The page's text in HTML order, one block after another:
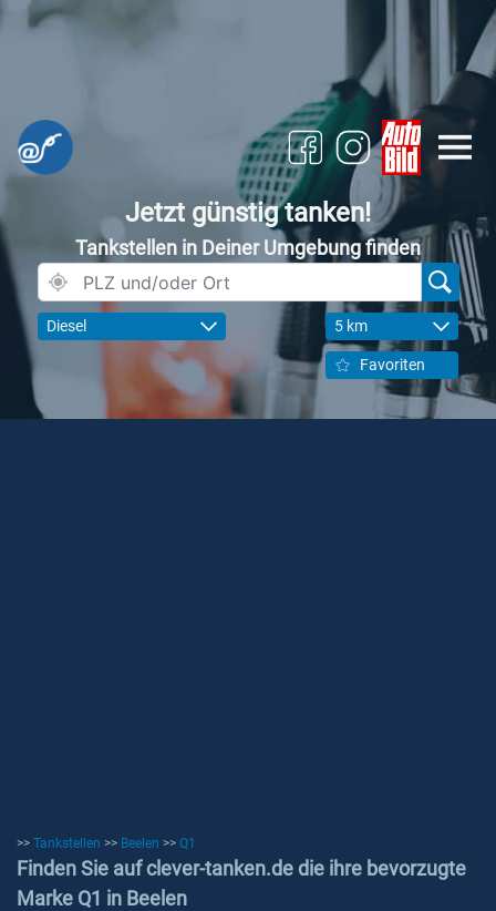
Jetzt günstig tanken!
Tankstellen in Deiner Umgebung finden
Diesel 5 km
Favoriten
>> Tankstellen >> Beelen >> Q1
Finden Sie auf clever-tanken.de die ihre bevorzugte
Marke Q1 in Beelen